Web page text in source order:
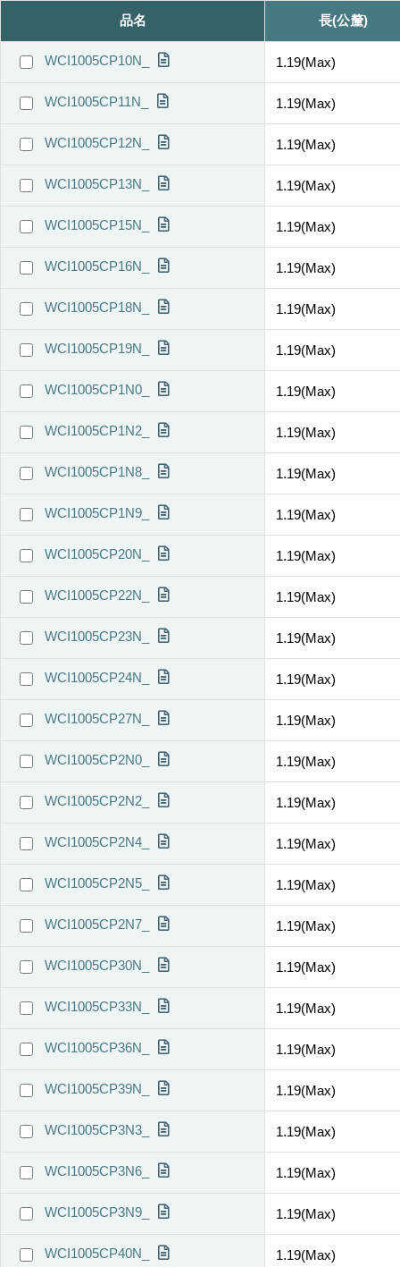
品名 長(公釐)
WCI1005CP10N_ 1.19(Max)
WCI1005CP11N_ 1.19(Max)
WCI1005CP12N_ 1.19(Max)
WCI1005CP13N_ 1.19(Max)
WCI1005CP15N_ 1.19(Max)
WCI1005CP16N_ 1.19(Max)
WCI1005CP18N_ 1.19(Max)
WCI1005CP19N_ 1.19(Max)
WCI1005CP1N0_ 1.19(Max)
WCI1005CP1N2_ 1.19(Max)
WCI1005CP1N8_ 1.19(Max)
WCI1005CP1N9_ 1.19(Max)
WCI1005CP20N_ 1.19(Max)
WCI1005CP22N_ 1.19(Max)
WCI1005CP23N_ 1.19(Max)
WCI1005CP24N_ 1.19(Max)
WCI1005CP27N_ 1.19(Max)
WCI1005CP2N0_ 1.19(Max)
WCI1005CP2N2_ 1.19(Max)
WCI1005CP2N4_ 1.19(Max)
WCI1005CP2N5_ 1.19(Max)
WCI1005CP2N7_ 1.19(Max)
WCI1005CP30N_ 1.19(Max)
WCI1005CP33N_ 1.19(Max)
WCI1005CP36N_ 1.19(Max)
WCI1005CP39N_ 1.19(Max)
WCI1005CP3N3_ 1.19(Max)
WCI1005CP3N6_ 1.19(Max)
WCI1005CP3N9_ 1.19(Max)
WCI1005CP40N_ 1.19(Max)